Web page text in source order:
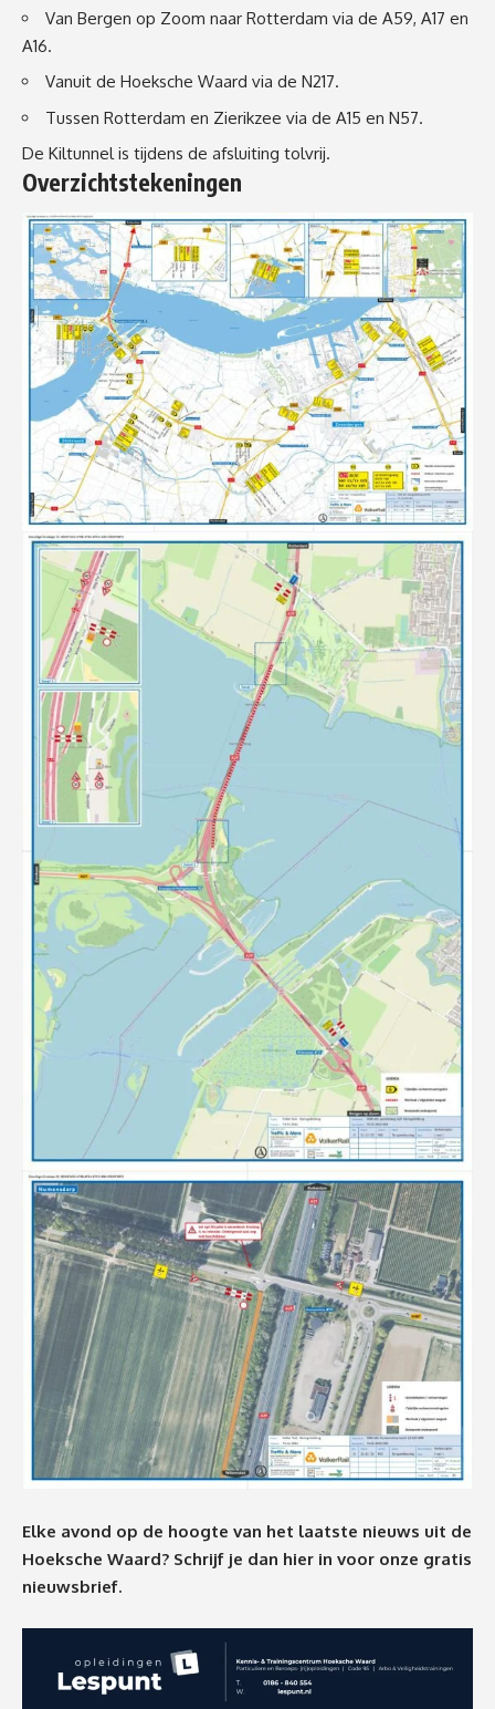
Van Bergen op Zoom naar Rotterdam via de A59, A17 en
A16.
Vanuit de Hoeksche Waard via de N217.
Tussen Rotterdam en Zierikzee via de A15 en N57.
De Kiltunnel is tijdens de afsluiting tolvrij.
Overzichtstekeningen
Elke avond op de hoogte van het laatste nieuws uit de
Hoeksche Waard? Schrijf je dan hier in voor onze gratis
nieuwsbrief.